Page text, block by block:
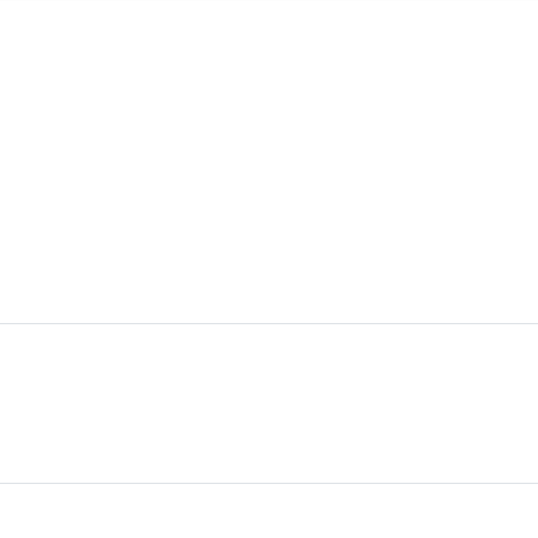
mướp định kỳ khoảng 2 tháng một lần để đảm bảo vệ sinh